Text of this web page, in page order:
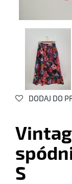
DODAJ DO
S